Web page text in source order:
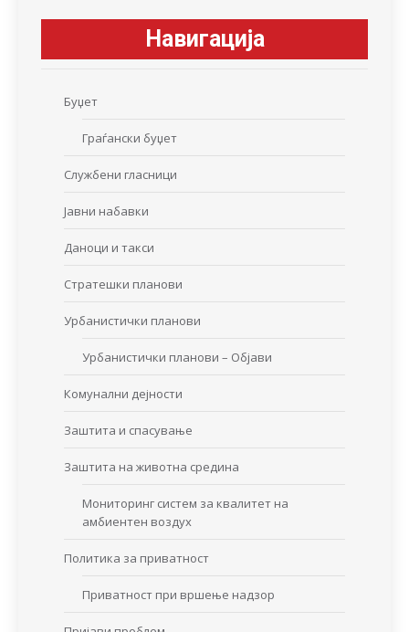
Навигација
Буџет
Граѓански буџет
Службени гласници
Јавни набавки
Даноци и такси
Стратешки планови
Урбанистички планови
Урбанистички планови – Објави
Комунални дејности
Заштита и спасување
Заштита на животна средина
Мониторинг систем за квалитет на
амбиентен воздух
Политика за приватност
Приватност при вршење надзор